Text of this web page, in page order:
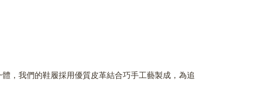
，我們的鞋履採用優質皮革結合巧手工藝製成，為追